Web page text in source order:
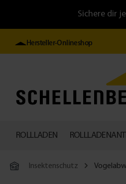
Sichere dir
Hersteller-Onlineshop
ROLLLADEN
Insektenschutz